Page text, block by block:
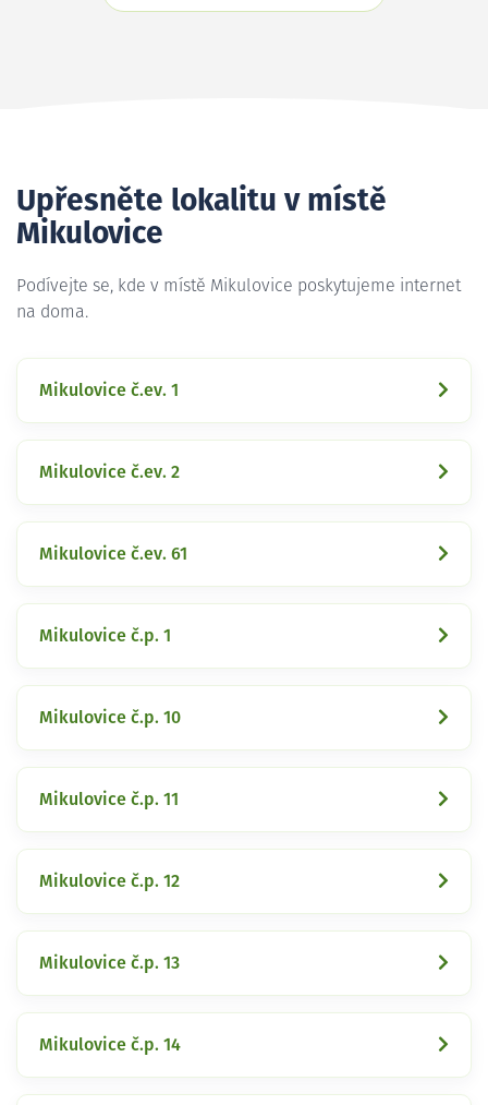
Upřesněte lokalitu v místě
Mikulovice
Podívejte se, kde v místě Mikulovice poskytujeme internet
na doma.
Mikulovice č.ev. 1
Mikulovice č.ev. 2
Mikulovice č.ev. 61
Mikulovice č.p. 1
Mikulovice č.p. 10
Mikulovice č.p. 11
Mikulovice č.p. 12
Mikulovice č.p. 13
Mikulovice č.p. 14